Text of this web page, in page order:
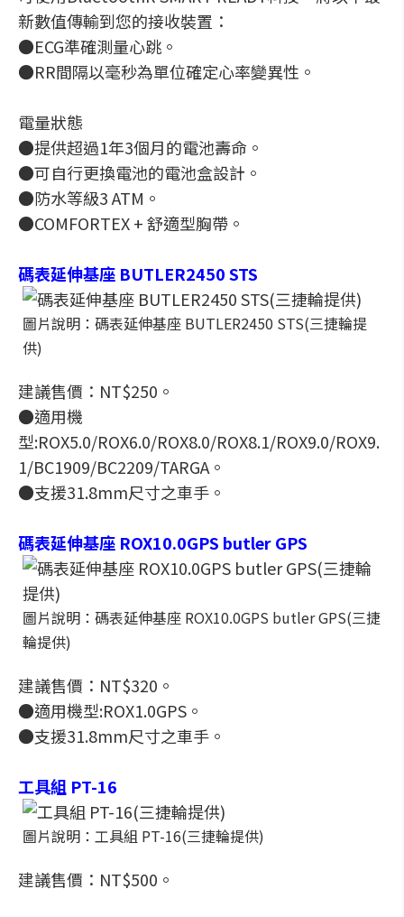
新數值傳輸到您的接收裝置：
●ECG準確測量心跳。
●RR間隔以毫秒為單位確定心率變異性。
電量狀態
●提供超過1年3個月的電池壽命。
●可自行更換電池的電池盒設計。
●防水等級3 ATM。
●COMFORTEX + 舒適型胸帶。
碼表延伸基座 BUTLER2450 STS
圖片說明：碼表延伸基座 BUTLER2450 STS(三捷輪提
供)
建議售價：NT$250。
●適用機
型:ROX5.0/ROX6.0/ROX8.0/ROX8.1/ROX9.0/ROX9.
1/BC1909/BC2209/TARGA。
●支援31.8mm尺寸之車手。
碼表延伸基座 ROX10.0GPS butler GPS
圖片說明：碼表延伸基座 ROX10.0GPS butler GPS(三捷
輪提供)
建議售價：NT$320。
●適用機型:ROX1.0GPS。
●支援31.8mm尺寸之車手。
工具組 PT-16
圖片說明：工具組 PT-16(三捷輪提供)
建議售價：NT$500。